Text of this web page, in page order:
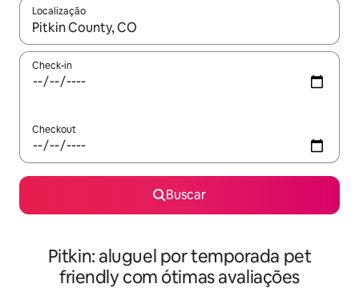
Localização
Quando os resultados estiverem disponíveis, explore-os
Check-in
Checkout
Buscar
Pitkin: aluguel por temporada pet
friendly com ótimas avaliações